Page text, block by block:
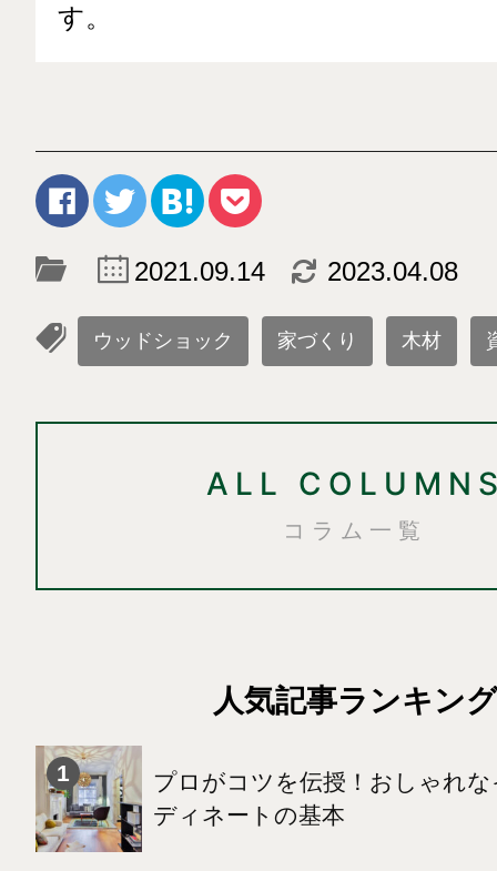
す。
f t b p
c d 2021.09.14 2023.04.08
l ウッドショック 家づくり 木材
ALL
コラム一覧
人気記事ランキング
プロがコツを伝授！おしゃれ
ディネートの基本